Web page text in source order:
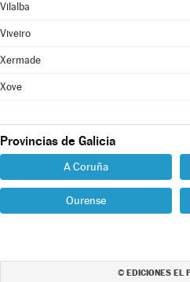
Vilalba
Viveiro
Xermade
Xove
Provincias de Galicia
A Coruña
Ourense
© EDICIONES EL